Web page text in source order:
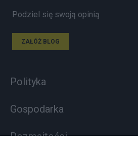
Podziel się swoją opinią
ZAŁÓŻ BLOG
Polityka
Gospodarka
Rozmaitości